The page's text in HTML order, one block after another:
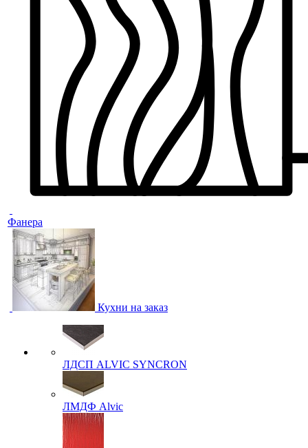
Фанера
Кухни на заказ
ЛДСП ALVIC SYNCRON
ЛМДФ Alvic